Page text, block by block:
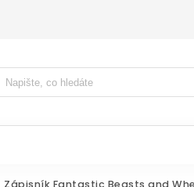
Vyhledávání
Zápisník Fantastic Beasts and